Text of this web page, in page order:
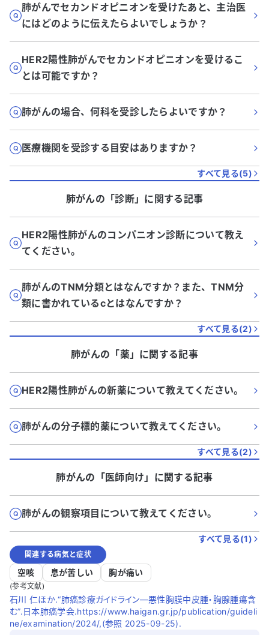
肺がんでセカンドオピニオンを受けたあと、主治医
にはどのように伝えたらよいでしょうか？
HER2陽性肺がんでセカンドオピニオンを受けるこ
とは可能ですか？
肺がんの場合、何科を受診したらよいですか？
医療機関を受診する目安はありますか？
すべて見る(5)
肺がんの「診断」に関する記事
HER2陽性肺がんのコンパニオン診断について教え
てください。
肺がんのTNM分類とはなんですか？また、TNM分
類に書かれているcとはなんですか？
すべて見る(2)
肺がんの「薬」に関する記事
HER2陽性肺がんの新薬について教えてください。
肺がんの分子標的薬について教えてください。
すべて見る(2)
肺がんの「医師向け 」に関する記事
肺がんの観察項目について教えてください。
すべて見る(1)
関連する病気と症状
空咳 息が苦しい 胸が痛い
(参考文献)
石川 仁ほか.“肺癌診療ガイドライン―悪性胸膜中皮腫・胸腺腫瘍含
む”.日本肺癌学会.https://www.haigan.gr.jp/publication/guideli
ne/examination/2024/,(参照 2025-09-25).